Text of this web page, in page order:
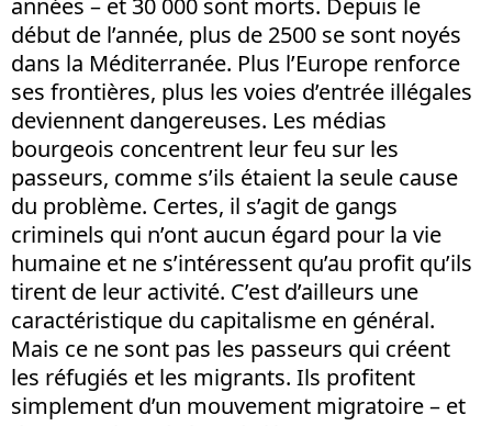
début de l’année, plus de 2500 se sont noyés
dans la Méditerranée. Plus l’Europe renforce
ses frontières, plus les voies d’entrée illégales
deviennent dangereuses. Les médias
bourgeois concentrent leur feu sur les
passeurs, comme s’ils étaient la seule cause
du problème. Certes, il s’agit de gangs
criminels qui n’ont aucun égard pour la vie
humaine et ne s’intéressent qu’au profit qu’ils
tirent de leur activité. C’est d’ailleurs une
caractéristique du capitalisme en général.
Mais ce ne sont pas les passeurs qui créent
les réfugiés et les migrants. Ils profitent
simplement d’un mouvement migratoire – et